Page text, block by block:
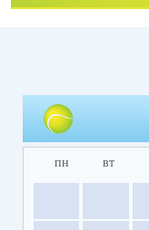
пн вт